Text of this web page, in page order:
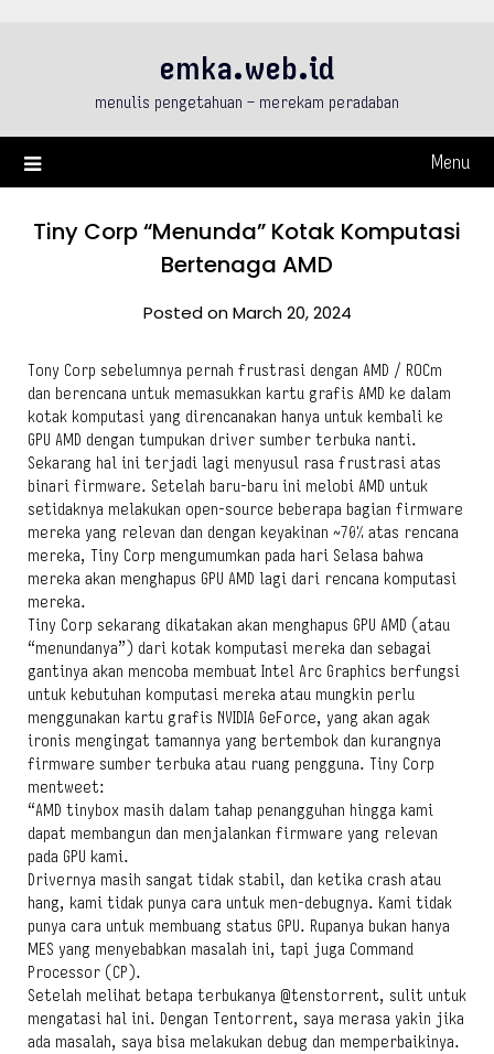
emka.web.id
menulis pengetahuan – merekam peradaban
Menu
Tiny Corp “Menunda” Kotak Komputasi
Bertenaga AMD
Posted on March 20, 2024
Tony Corp sebelumnya pernah frustrasi dengan AMD / ROCm
dan berencana untuk memasukkan kartu grafis AMD ke dalam
kotak komputasi yang direncanakan hanya untuk kembali ke
GPU AMD dengan tumpukan driver sumber terbuka nanti.
Sekarang hal ini terjadi lagi menyusul rasa frustrasi atas
binari firmware. Setelah baru-baru ini melobi AMD untuk
setidaknya melakukan open-source beberapa bagian firmware
mereka yang relevan dan dengan keyakinan ~70% atas rencana
mereka, Tiny Corp mengumumkan pada hari Selasa bahwa
mereka akan menghapus GPU AMD lagi dari rencana komputasi
mereka.
Tiny Corp sekarang dikatakan akan menghapus GPU AMD (atau
“menundanya”) dari kotak komputasi mereka dan sebagai
gantinya akan mencoba membuat Intel Arc Graphics berfungsi
untuk kebutuhan komputasi mereka atau mungkin perlu
menggunakan kartu grafis NVIDIA GeForce, yang akan agak
ironis mengingat tamannya yang bertembok dan kurangnya
firmware sumber terbuka atau ruang pengguna. Tiny Corp
mentweet:
“AMD tinybox masih dalam tahap penangguhan hingga kami
dapat membangun dan menjalankan firmware yang relevan
pada GPU kami.
Drivernya masih sangat tidak stabil, dan ketika crash atau
hang, kami tidak punya cara untuk men-debugnya. Kami tidak
punya cara untuk membuang status GPU. Rupanya bukan hanya
MES yang menyebabkan masalah ini, tapi juga Command
Processor (CP).
Setelah melihat betapa terbukanya @tenstorrent, sulit untuk
mengatasi hal ini. Dengan Tentorrent, saya merasa yakin jika
ada masalah, saya bisa melakukan debug dan memperbaikinya.